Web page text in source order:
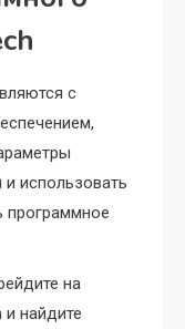
с
использовать
программное
на
найдите